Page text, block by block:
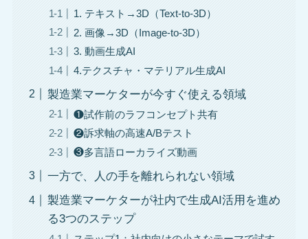
1. テキスト→3D（Text-to-3D）
2. 画像→3D（Image-to-3D）
3. 動画生成AI
4.テクスチャ・マテリアル生成AI
製造業マーケターが今すぐ使える領域
❶試作前のラフコンセプト共有
❷訴求軸の高速A/Bテスト
❸多言語ローカライズ動画
一方で、人の手を離れられない領域
製造業マーケターが社内で生成AI活用を進め
る3つのステップ